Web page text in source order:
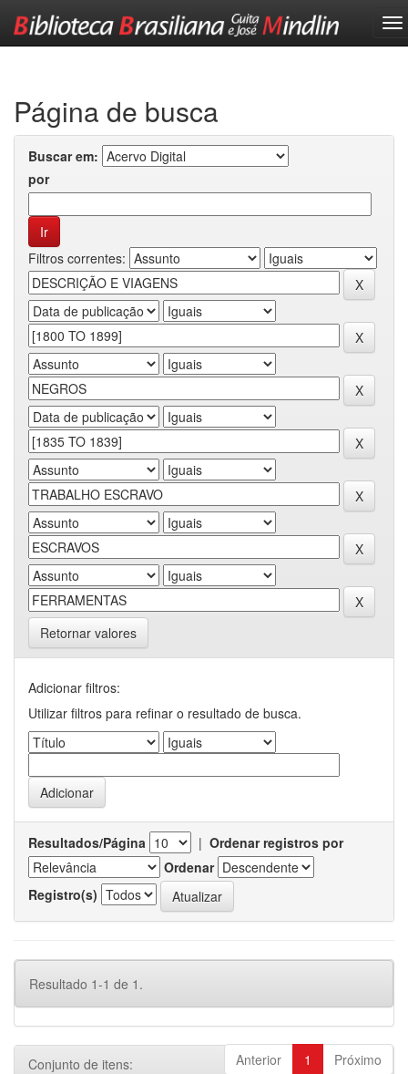
Página de busca
Buscar em:
por
Filtros correntes:
Retornar valores
Adicionar filtros:
Utilizar filtros para refinar o resultado de busca.
Resultados/Página | Ordenar registros por
Ordenar
Registro(s)
Resultado 1-1 de 1.
Anterior 1 Próximo
Conjunto de itens: